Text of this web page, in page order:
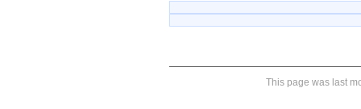
This page was last